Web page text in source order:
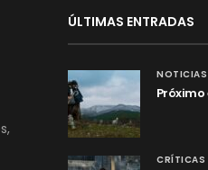
ÚLTIMAS ENTRADAS
NOTICIAS
Próximo
CRÍTICAS